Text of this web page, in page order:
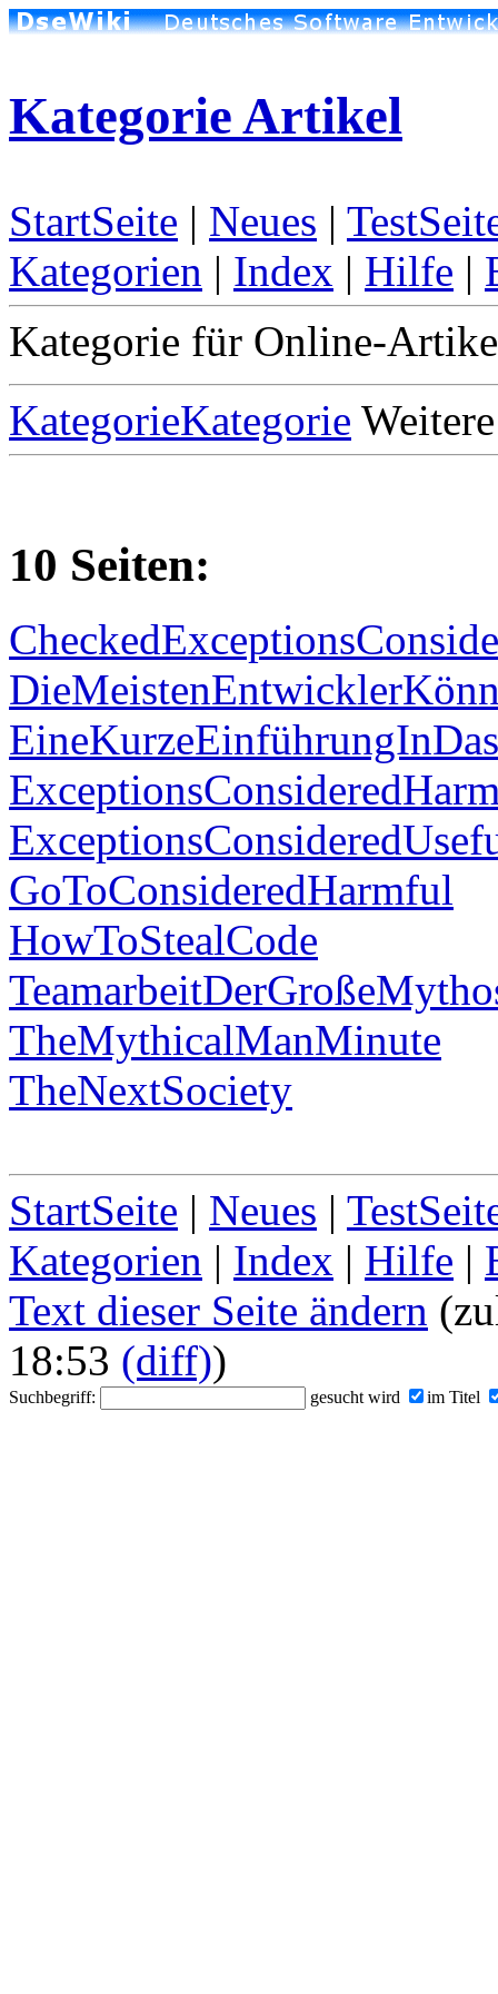
Kategorie Artikel
StartSeite | Neues |
Kategorien | Index | Hilfe |
Kategorie für Online-
KategorieKategorie
10 Seiten:
GoToConsideredHarmful
HowToStealCode
TheMythicalManMinute
TheNextSociety
StartSeite | Neues |
Kategorien | Index | Hilfe |
Text dieser Seite ändern
18:53 (diff))
Suchbegriff: gesucht wird im Titel